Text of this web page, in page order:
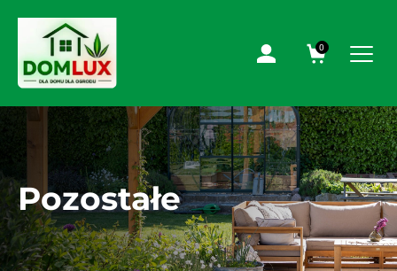
0
Pozostałe